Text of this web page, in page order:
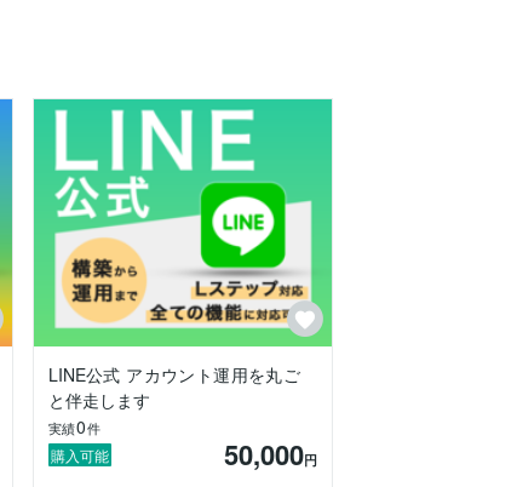
LINE公式 アカウント運用を丸ご
と伴走します
実績0件
購入可能 50,000円